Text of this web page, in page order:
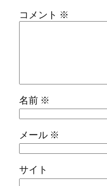
コメント ※
名前 ※
メール ※
サイト